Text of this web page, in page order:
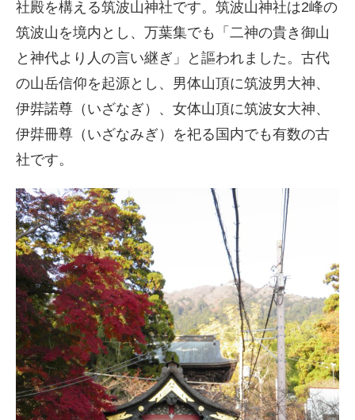
社殿を構える筑波山神社です。筑波山神社は2峰の
筑波山を境内とし、万葉集でも「二神の貴き御山
と神代より人の言い継ぎ」と謳われました。古代
の山岳信仰を起源とし、男体山頂に筑波男大神、
伊弉諾尊（いざなぎ）、女体山頂に筑波女大神、
伊弉冊尊（いざなみぎ）を祀る国内でも有数の古
社です。